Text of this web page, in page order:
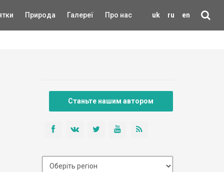
uk ru en
Природа Галереї Про нас
Станьте нашим автором